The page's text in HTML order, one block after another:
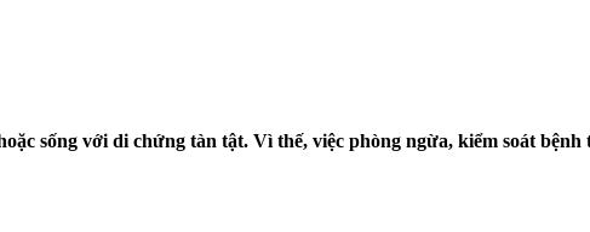
sống với di chứng tàn tật. Vì thế, việc phòng ngừa, kiểm soát